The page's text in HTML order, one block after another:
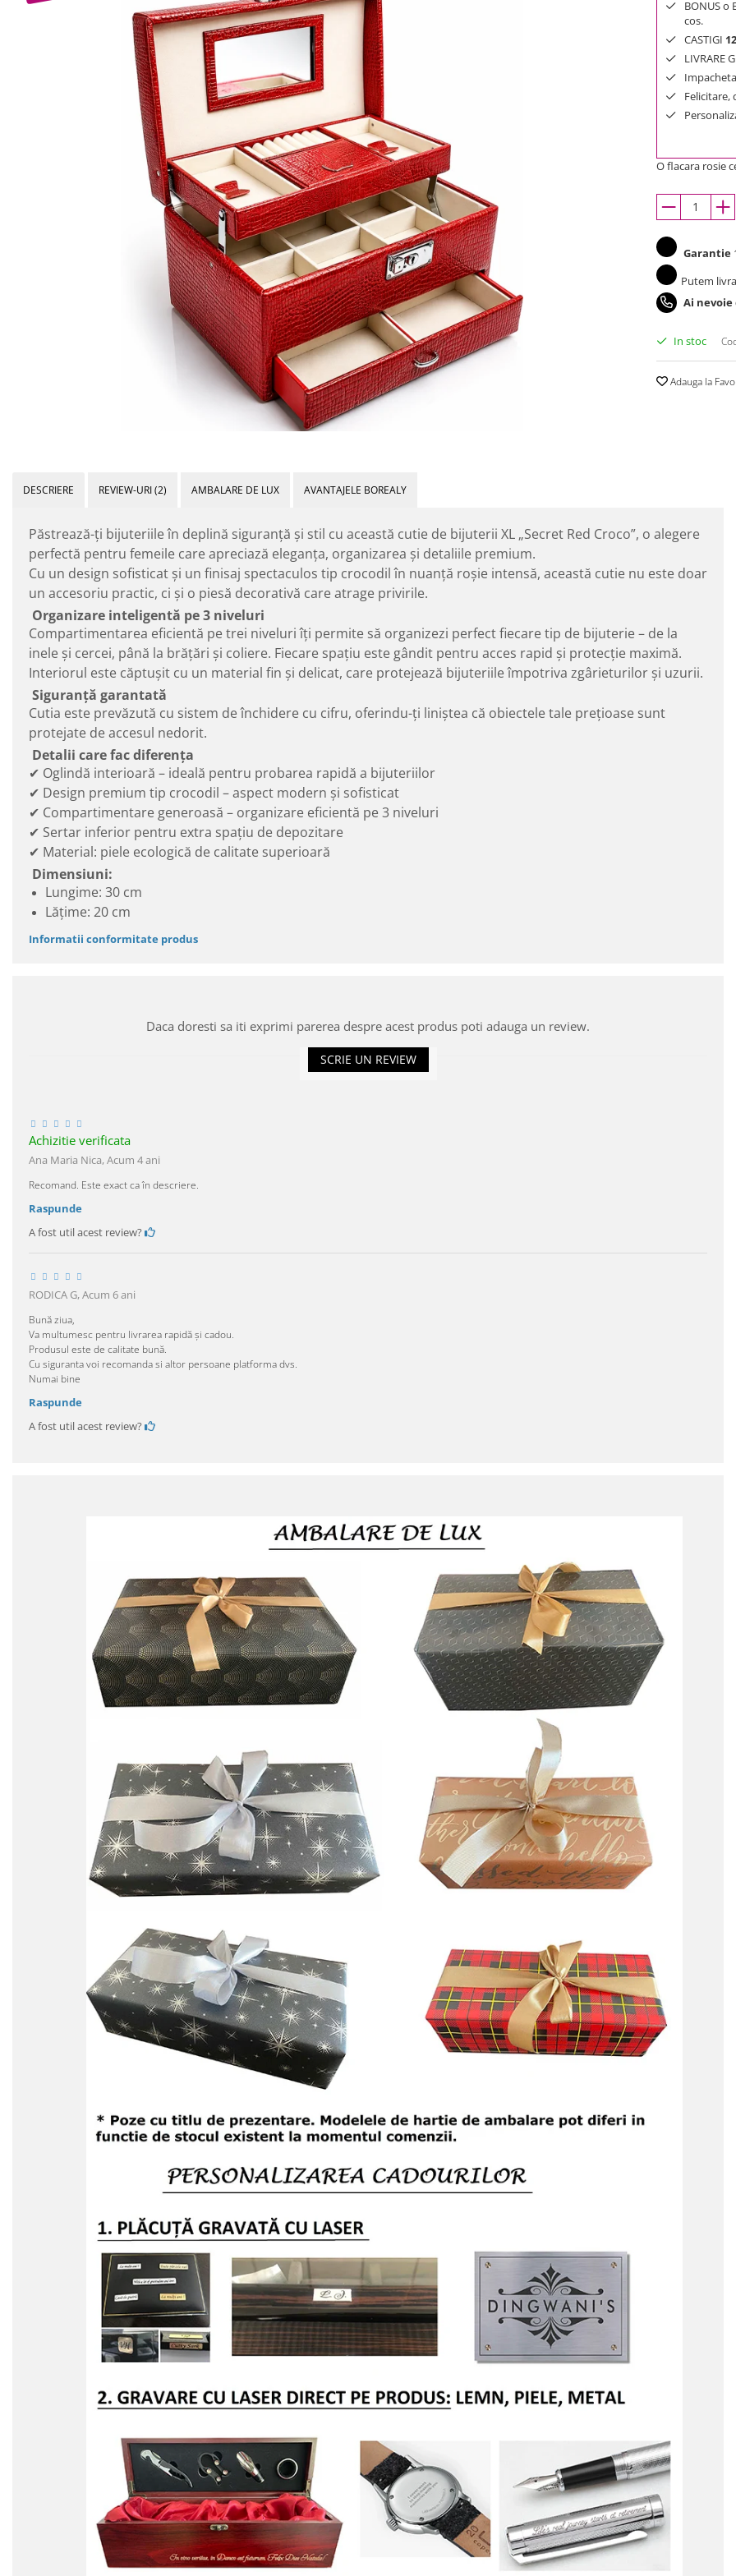
BONUS o
cos.
CASTIGI 12
LIVRARE
Felicitare,
O flacara rosie
Garantie
Putem
Ai
In stoc
Adauga la
DESCRIERE REVIEW-URI(2) AMBALARE DE LUX AVANTAJELE BOREALY
Păstrează-ți bijuteriile în deplină siguranță și stil cu această cutie de bijuterii XL „Secret Red Croco”, o alegere
perfectă pentru femeile care apreciază eleganța, organizarea și detaliile premium.
Cu un design sofisticat și un finisaj spectaculos tip crocodil în nuanță roșie intensă, această cutie nu este doar
un accesoriu practic, ci și o piesă decorativă care atrage privirile.
Organizare inteligentă pe 3 niveluri
Compartimentarea eficientă pe trei niveluri îți permite să organizezi perfect fiecare tip de bijuterie – de la
inele și cercei, până la brățări și coliere. Fiecare spațiu este gândit pentru acces rapid și protecție maximă.
Interiorul este căptușit cu un material fin și delicat, care protejează bijuteriile împotriva zgârieturilor și uzurii.
Siguranță garantată
Cutia este prevăzută cu sistem de închidere cu cifru, oferindu-ți liniștea că obiectele tale prețioase sunt
protejate de accesul nedorit.
Detalii care fac diferența
✔ Oglindă interioară – ideală pentru probarea rapidă a bijuteriilor
✔ Design premium tip crocodil – aspect modern și sofisticat
✔ Compartimentare generoasă – organizare eficientă pe 3 niveluri
✔ Sertar inferior pentru extra spațiu de depozitare
✔ Material: piele ecologică de calitate superioară
Dimensiuni:
Lungime: 30 cm
Lățime: 20 cm
Informatii conformitate produs
Daca doresti sa iti exprimi parerea despre acest produs poti adauga un review.
SCRIE UN REVIEW
Achizitie verificata
Ana Maria Nica,Acum 4 ani
Recomand. Este exact ca în descriere.
Raspunde
A fost util acest review?
RODICA G,Acum 6 ani
Bună ziua,
Va multumesc pentru livrarea rapidă și cadou.
Produsul este de calitate bună.
Cu siguranta voi recomanda si altor persoane platforma dvs.
Numai bine
Raspunde
A fost util acest review?